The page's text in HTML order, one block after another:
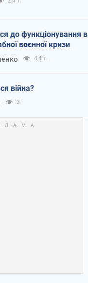
до функціонування в
воєнної кризи
4,4 т.
війна?
3